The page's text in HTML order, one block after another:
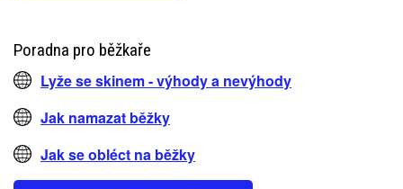
Poradna pro běžkaře
Lyže se skinem - výhody a nevýhody
Jak namazat běžky
Jak se obléct na běžky